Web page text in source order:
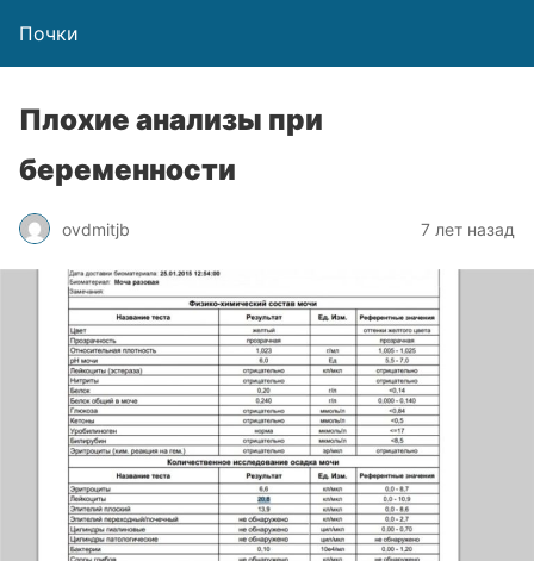
Почки
Плохие анализы при
беременности
ovdmitjb 7 лет назад